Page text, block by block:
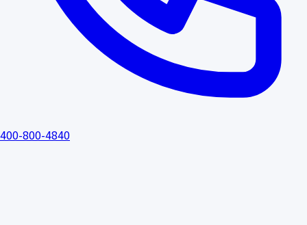
400-800-4840